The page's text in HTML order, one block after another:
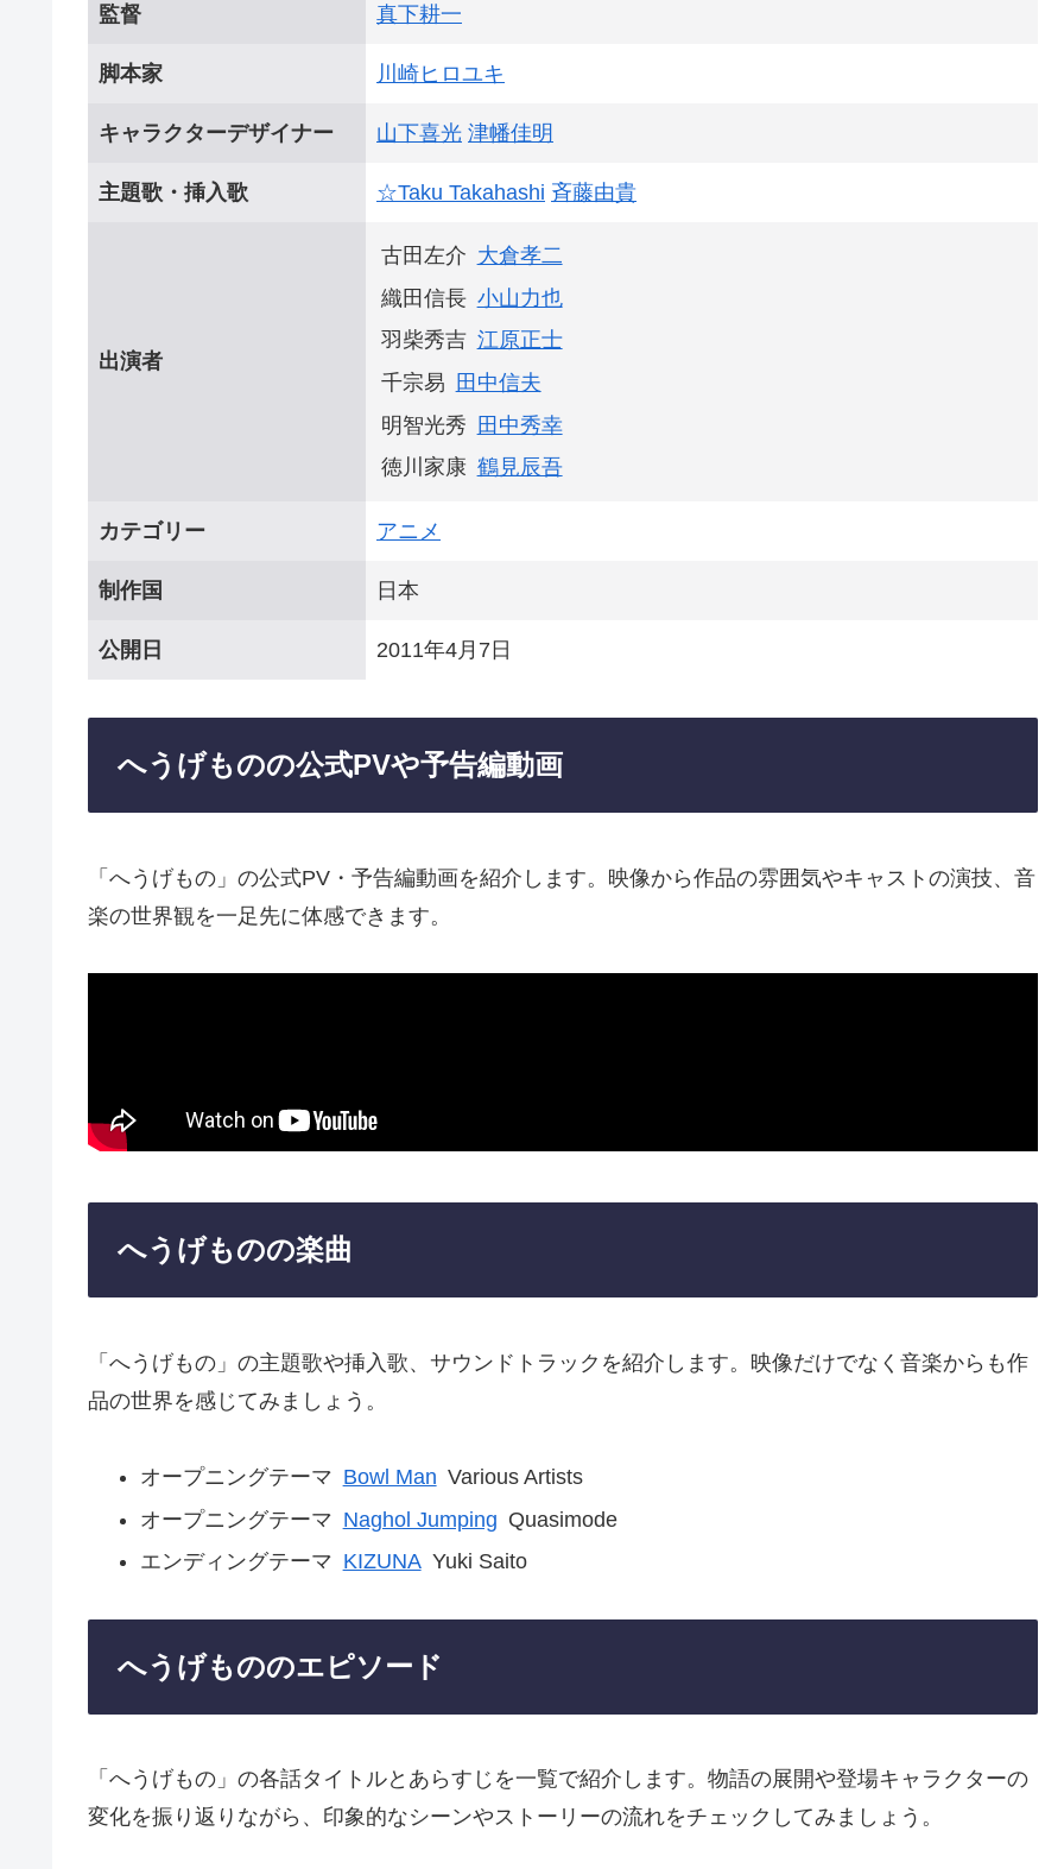
監督 真下耕一
脚本家 川崎ヒロユキ
キャラクターデザイナー 山下喜光 津幡佳明
主題歌・挿入歌 ☆Taku Takahashi 斉藤由貴
出演者
古田左介 大倉孝二
織田信長 小山力也
羽柴秀吉 江原正士
千宗易
田中信夫
明智光秀
田中秀幸
徳川家康 鶴見辰吾
カテゴリー アニメ
制作国 日本
公開日 2011年4月7日
へうげものの公式PVや予告編動画
「へうげもの」の公式PV・予告編動画を紹介します。映像から作品の雰囲気やキャストの演技、音
楽の世界観を一足先に体感できます。
へうげものの楽曲
「へうげもの」の主題歌や挿入歌、サウンドトラックを紹介します。映像だけでなく音楽からも作
品の世界を感じてみましょう。
オープニングテーマ Bowl Man Various Artists
オープニングテーマ Naghol Jumping Quasimode
エンディングテーマ KIZUNA Yuki Saito
へうげもののエピソード
「へうげもの」の各話タイトルとあらすじを一覧で紹介します。物語の展開や登場キャラクターの
変化を振り返りながら、印象的なシーンやストーリーの流れをチェックしてみましょう。